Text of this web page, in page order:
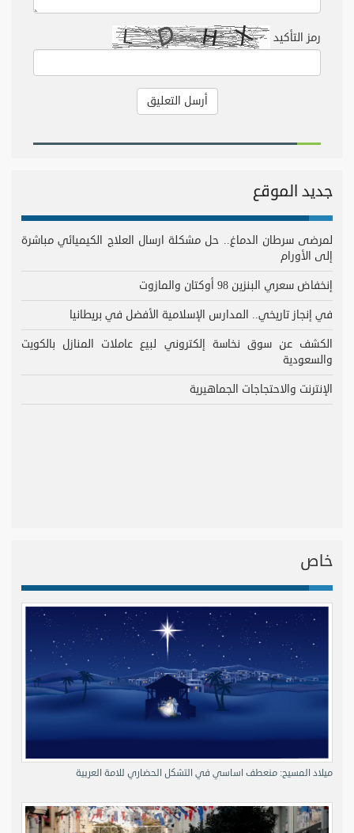
رمز التأكيد
جديد الموقع
لمرضى سرطان الدماغ.. حل مشكلة ارسال العلاج الكيميائي مباشرة
إلى الأورام
إنخفاض سعري البنزين 98 أوكتان والمازوت
في إنجاز تاريخي.. المدارس الإسلامية الأفضل في بريطانيا
الكشف عن سوق نخاسة إلكتروني لبيع عاملات المنازل بالكويت
والسعودية
الإنترنت والاحتجاجات الجماهيرية
خاص
ميلاد المسيح: منعطف اساسي في التشكل الحضاري للامة العربية